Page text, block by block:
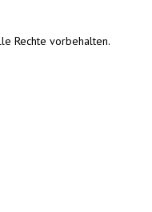
Rechte vorbehalten.